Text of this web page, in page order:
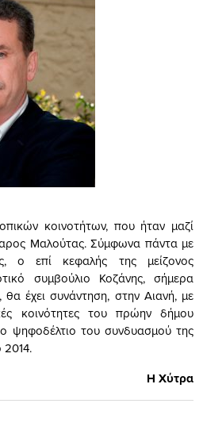
κοινοτήτων, που ήταν μαζί
Μαλούτας. Σύμφωνα πάντα με
ο επί κεφαλής της μείζονος
συμβούλιο Κοζάνης, σήμερα
έχει συνάντηση, στην Αιανή, με
κοινότητες του πρώην δήμου
ψηφοδέλτιο του συνδυασμού της
2014.
Η Χύτρα